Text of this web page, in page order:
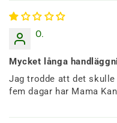
O.
Mycket långa
Jag trodde att det
fem dagar har Mama